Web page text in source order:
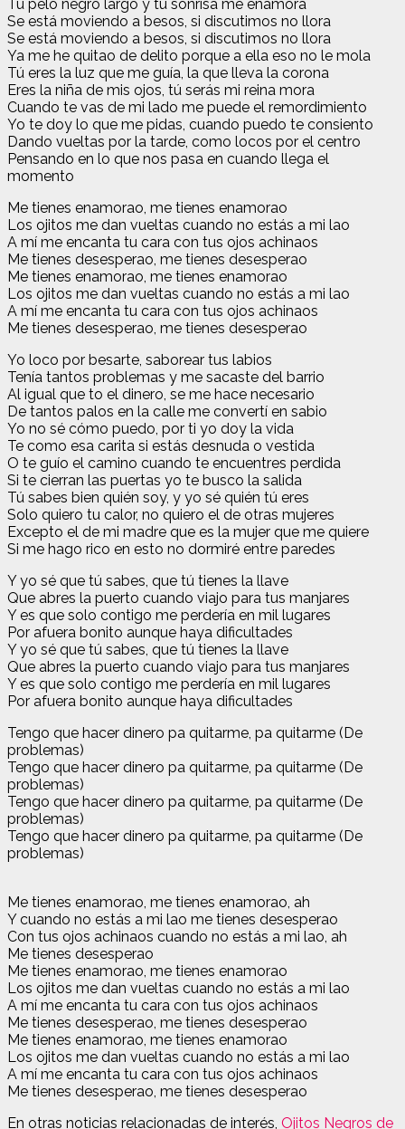
Tu pelo negro largo y tu sonrisa me enamora
Se está moviendo a besos, si discutimos no llora
Se está moviendo a besos, si discutimos no llora
Ya me he quitao de delito porque a ella eso no le mola
Tú eres la luz que me guía, la que lleva la corona
Eres la niña de mis ojos, tú serás mi reina mora
Cuando te vas de mi lado me puede el remordimiento
Yo te doy lo que me pidas, cuando puedo te consiento
Dando vueltas por la tarde, como locos por el centro
Pensando en lo que nos pasa en cuando llega el
momento
Me tienes enamorao, me tienes enamorao
Los ojitos me dan vueltas cuando no estás a mi lao
A mí me encanta tu cara con tus ojos achinaos
Me tienes desesperao, me tienes desesperao
Me tienes enamorao, me tienes enamorao
Los ojitos me dan vueltas cuando no estás a mi lao
A mí me encanta tu cara con tus ojos achinaos
Me tienes desesperao, me tienes desesperao
Yo loco por besarte, saborear tus labios
Tenía tantos problemas y me sacaste del barrio
Al igual que to el dinero, se me hace necesario
De tantos palos en la calle me convertí en sabio
Yo no sé cómo puedo, por ti yo doy la vida
Te como esa carita si estás desnuda o vestida
O te guío el camino cuando te encuentres perdida
Si te cierran las puertas yo te busco la salida
Tú sabes bien quién soy, y yo sé quién tú eres
Solo quiero tu calor, no quiero el de otras mujeres
Excepto el de mi madre que es la mujer que me quiere
Si me hago rico en esto no dormiré entre paredes
Y yo sé que tú sabes, que tú tienes la llave
Que abres la puerto cuando viajo para tus manjares
Y es que solo contigo me perdería en mil lugares
Por afuera bonito aunque haya dificultades
Y yo sé que tú sabes, que tú tienes la llave
Que abres la puerto cuando viajo para tus manjares
Y es que solo contigo me perdería en mil lugares
Por afuera bonito aunque haya dificultades
Tengo que hacer dinero pa quitarme, pa quitarme (De
problemas)
Tengo que hacer dinero pa quitarme, pa quitarme (De
problemas)
Tengo que hacer dinero pa quitarme, pa quitarme (De
problemas)
Tengo que hacer dinero pa quitarme, pa quitarme (De
problemas)
Me tienes enamorao, me tienes enamorao, ah
Y cuando no estás a mi lao me tienes desesperao
Con tus ojos achinaos cuando no estás a mi lao, ah
Me tienes desesperao
Me tienes enamorao, me tienes enamorao
Los ojitos me dan vueltas cuando no estás a mi lao
A mí me encanta tu cara con tus ojos achinaos
Me tienes desesperao, me tienes desesperao
Me tienes enamorao, me tienes enamorao
Los ojitos me dan vueltas cuando no estás a mi lao
A mí me encanta tu cara con tus ojos achinaos
Me tienes desesperao, me tienes desesperao
En otras noticias relacionadas de interés, Ojitos Negros de